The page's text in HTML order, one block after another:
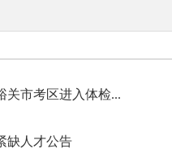
关市考区进入体检...
缺人才公告